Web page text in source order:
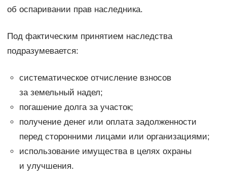
об оспаривании прав наследника.
Под фактическим принятием наследства
подразумевается:
систематическое отчисление взносов
за земельный надел;
погашение долга за участок;
получение денег или оплата задолженности
перед сторонними лицами или организациями;
использование имущества в целях охраны
и улучшения.